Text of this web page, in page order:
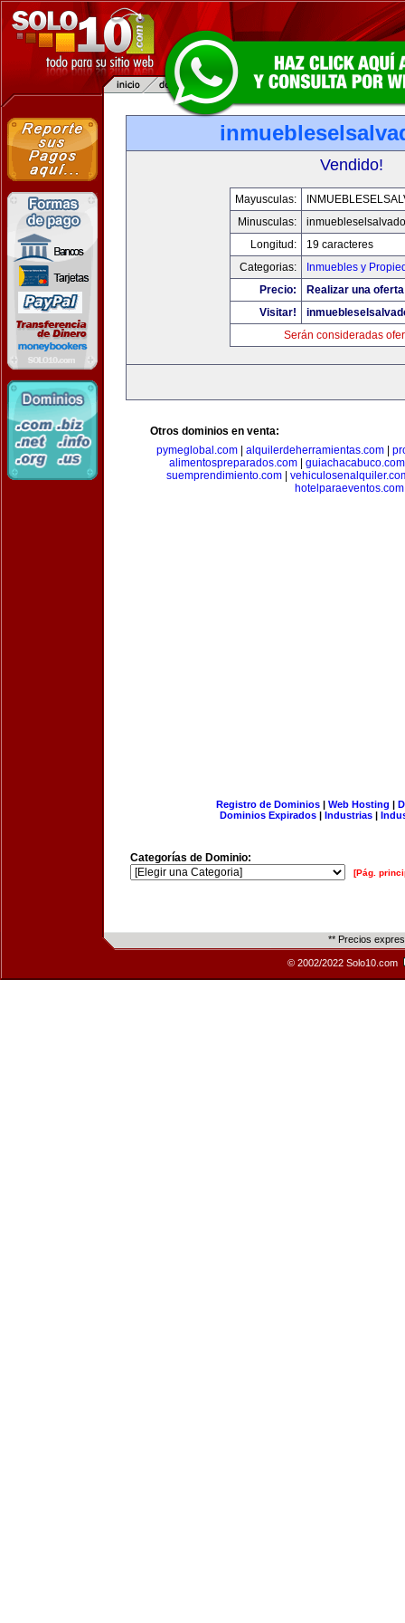
Vendido!
Mayusculas:
Minusculas:
Longitud:
19 caracteres
Categorias:
Inmuebles y
Precio:
Realizar una
Visitar!
Serán consideradas
Otros dominios en venta:
pymeglobal.com| alquilerdeherramientas.com|
alimentospreparados.com| guiachacabuco.com
suemprendimiento.com|
hotelparaeventos.com
Registro de Dominios| Web Hosting |
Dominios Expirados | Industrias |
Categorías de Dominio:
[Pág.
** Precios
© 2002/2022 Solo10.com